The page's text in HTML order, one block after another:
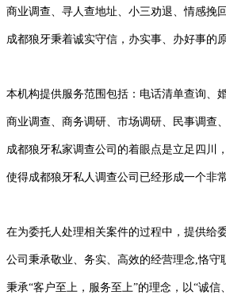
商业调查、寻人查地址、小三劝退、情感挽
成都狼牙秉着诚实守信，办实事、办好事的
本机构提供服务范围包括：电话清单查询、
商业调查、商务调研、市场调研、民事调查
成都狼牙私家调查公司的着眼点是立足四川
使得成都狼牙私人调查公司已经形成一个非
在为委托人处理相关案件的过程中，提供给
公司秉承敬业、务实、高效的经营理念,恪
秉承“客户至上，服务至上”的理念，以“诚信